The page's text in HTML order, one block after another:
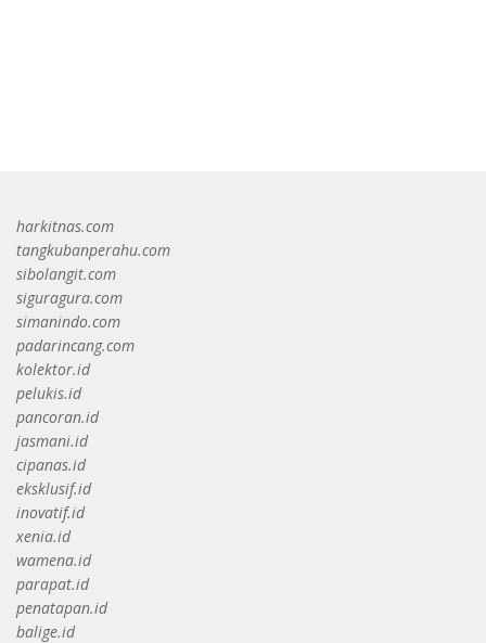
harkitnas.com
tangkubanperahu.com
sibolangit.com
siguragura.com
simanindo.com
padarincang.com
kolektor.id
pelukis.id
pancoran.id
jasmani.id
cipanas.id
eksklusif.id
inovatif.id
xenia.id
wamena.id
parapat.id
penatapan.id
balige.id